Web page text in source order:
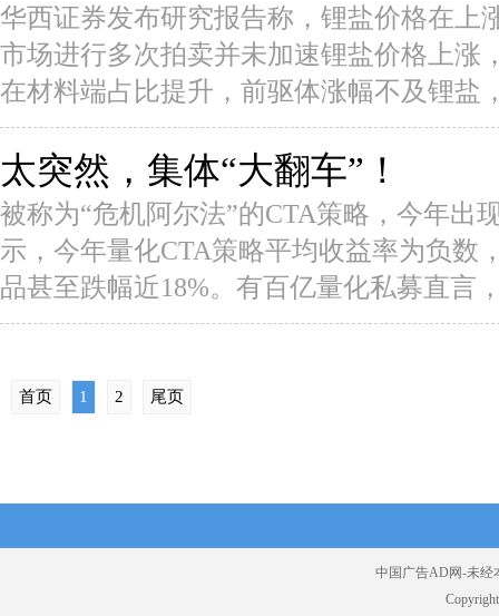
华西证券发布研究报告称，锂盐价格在上
市场进行多次拍卖并未加速锂盐价格上涨
在材料端占比提升，前驱体涨幅不及锂盐
太突然，集体“大翻车”！
被称为“危机阿尔法”的CTA策略，今年出
示，今年量化CTA策略平均收益率为负数
品甚至跌幅近18%。有百亿量化私募直言
首页 1 2 尾页
中国广告AD网-未经